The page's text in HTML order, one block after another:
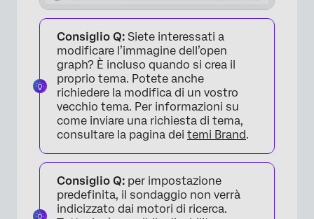
Consiglio Q: Siete interessati a
modificare l’immagine dell’open
graph? È incluso quando si crea il
proprio tema. Potete anche
richiedere la modifica di un vostro
vecchio tema. Per informazioni su
come inviare una richiesta di tema,
consultare la pagina dei temi Brand.
Consiglio Q: per impostazione
predefinita, il sondaggio non verrà
indicizzato dai motori di ricerca.